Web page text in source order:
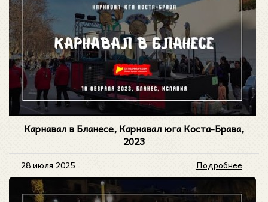
Карнавал в Бланесе, Карнавал юга Коста-Брава,
2023
28 июля 2025 Подробнее